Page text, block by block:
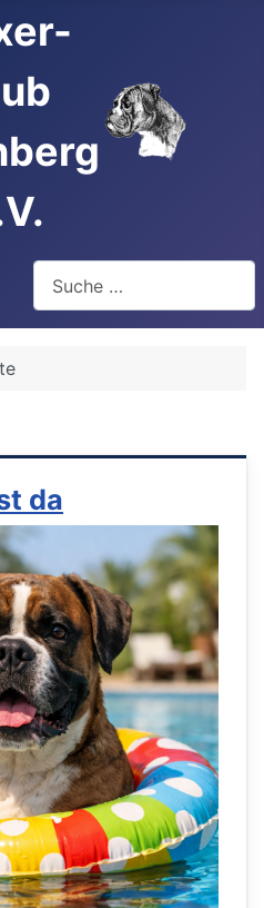
Type 2 or more characters
da